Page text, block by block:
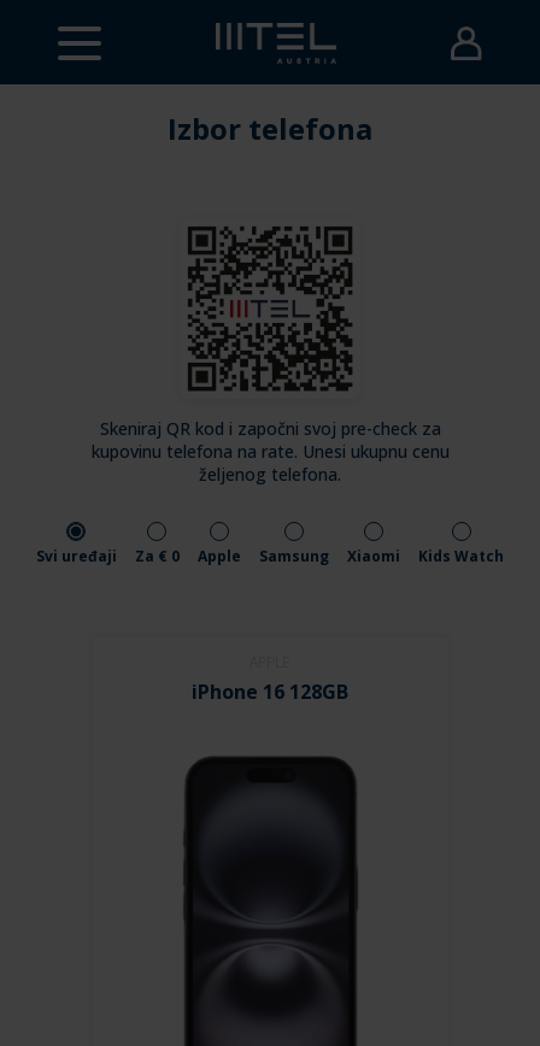
Izbor telefona
Skeniraj QR kod i započni svoj pre-check za
kupovinu telefona na rate. Unesi ukupnu cenu
željenog telefona.
Svi uređaji Za € 0 Apple Samsung Xiaomi Kids Watch
iPhone 16 128GB